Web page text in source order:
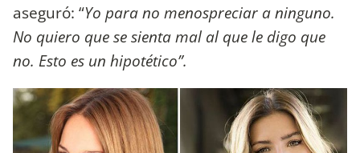
aseguró: “Yo para no menospreciar a ninguno.
No quiero que se sienta mal al que le digo que
no. Esto es un hipotético”.